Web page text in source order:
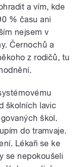
a vím, kde
% času ani
nejsem v
Černochů a
z rodičů, tu
školních lavic
škol.
do tramvaje.
Lékaři se ke
se nepokoušeli